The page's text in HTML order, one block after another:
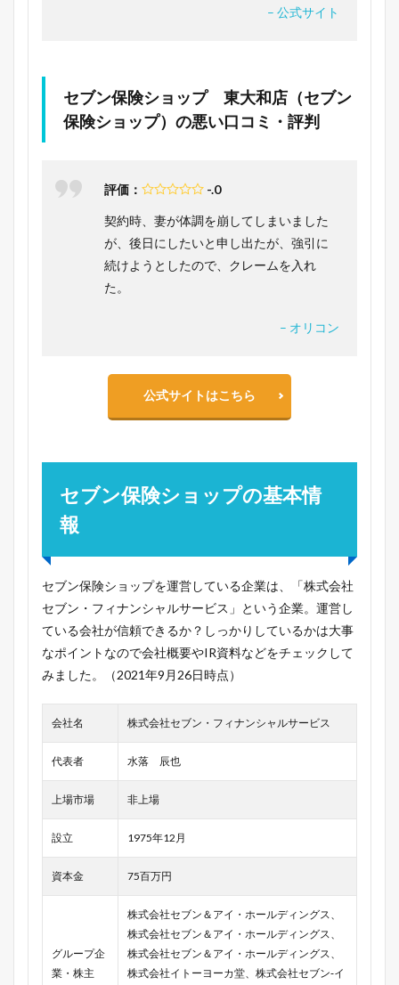
– 公式サイト
セブン保険ショップ 東大和店（セブン
保険ショップ）の悪い口コミ・評判
評価： -.0
契約時、妻が体調を崩してしまいました
が、後日にしたいと申し出たが、強引に
続けようとしたので、クレームを入れ
た。
– オリコン
公式サイトはこちら
セブン保険ショップの基本情
報
セブン保険ショップを運営している企業は、「株式会社
セブン・フィナンシャルサービス」という企業。運営し
ている会社が信頼できるか？しっかりしているかは大事
なポイントなので会社概要やIR資料などをチェックして
みました。（2021年9月26日時点）
会社名 株式会社セブン・フィナンシャルサービス
代表者 水落 辰也
上場市場 非上場
設立 1975年12月
資本金 75百万円
グループ企
業・株主
株式会社セブン＆アイ・ホールディングス、
株式会社セブン＆アイ・ホールディングス、
株式会社セブン＆アイ・ホールディングス、
株式会社イトーヨーカ堂、株式会社セブン‐イ